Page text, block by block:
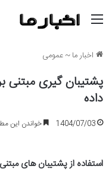
اخبار ما~عمومی
پشتیبان گیری مبتنی
داده
1404/07/03 خواندن این مطلب 17 دقیقه
استفاده از پشتیبان های مبتنی